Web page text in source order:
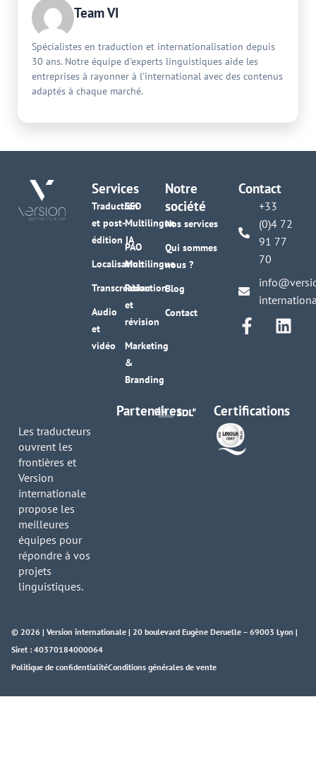
Team VI
Spécialistes en traduction et internationalisation depuis
30 ans. Notre équipe d'experts linguistiques aide les
entreprises à rayonner à l'international avec des contenus
adaptés à chaque marché.
Services
Traduction
et post-
édition IA
Localisation
Transcréation
Audio
et
vidéo
SEO
Multilingue
PAO
Multilingue
Rédaction
et
révision
Marketing
&
Branding
Notre
société
Nos services
Qui sommes
nous ?
Blog
Contact
Contact
+33
(0)4 72
91 77
70
Les traducteurs
ouvrent les
frontières et
Version
internationale
propose les
meilleures
équipes pour
répondre à vos
projets
linguistiques.
Partenaires Certifications
© 2026 | Version internationale | 20 boulevard Eugène Deruelle – 69003 Lyon |
Siret : 40370184000064
Politique de confidentialitéConditions générales de vente